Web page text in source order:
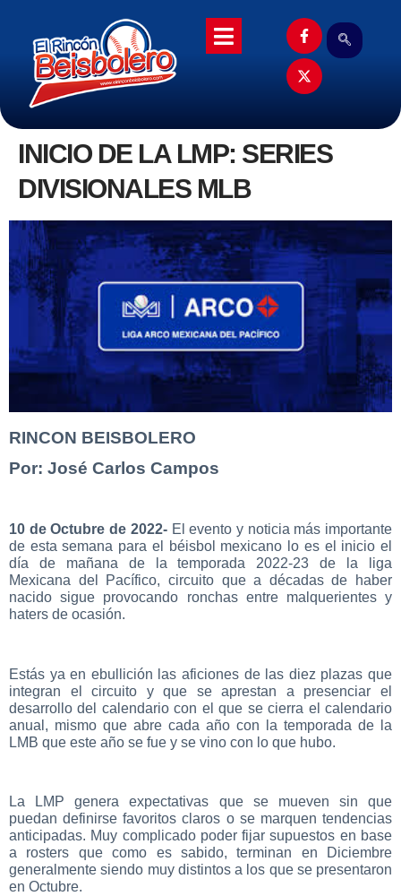
INICIO DE LA LMP: SERIES
DIVISIONALES MLB
RINCON BEISBOLERO
Por: José Carlos Campos
10 de Octubre de 2022- El evento y noticia más importante
de esta semana para el béisbol mexicano lo es el inicio el
día de mañana de la temporada 2022-23 de la liga
Mexicana del Pacífico, circuito que a décadas de haber
nacido sigue provocando ronchas entre malquerientes y
haters de ocasión.
Estás ya en ebullición las aficiones de las diez plazas que
integran el circuito y que se aprestan a presenciar el
desarrollo del calendario con el que se cierra el calendario
anual, mismo que abre cada año con la temporada de la
LMB que este año se fue y se vino con lo que hubo.
La LMP genera expectativas que se mueven sin que
puedan definirse favoritos claros o se marquen tendencias
anticipadas. Muy complicado poder fijar supuestos en base
a rosters que como es sabido, terminan en Diciembre
generalmente siendo muy distintos a los que se presentaron
en Octubre.